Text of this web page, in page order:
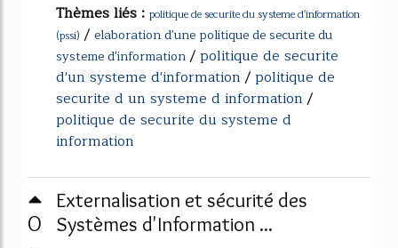
Thèmes liés : politique de securite du systeme d'information
(pssi) / elaboration d'une politique de securite du
systeme d'information/politique de securite
d'un systeme d'information/politique de
securite d un systeme d information/
politique de securite du systeme d
information
0
Externalisation et sécurité des
Systèmes d'Information ...